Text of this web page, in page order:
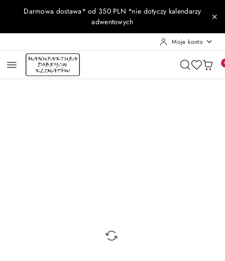
Przejdź do treści głównej
Przejdź do wyszukiwarki
Przejdź do moje konto
Przejdź do menu głównego
Przejdź do opisu produktu
Przejdź do stopki
Darmowa dostawa* od 350 PLN *nie dotyczy kalendarzy
adwentowych
Moje konto